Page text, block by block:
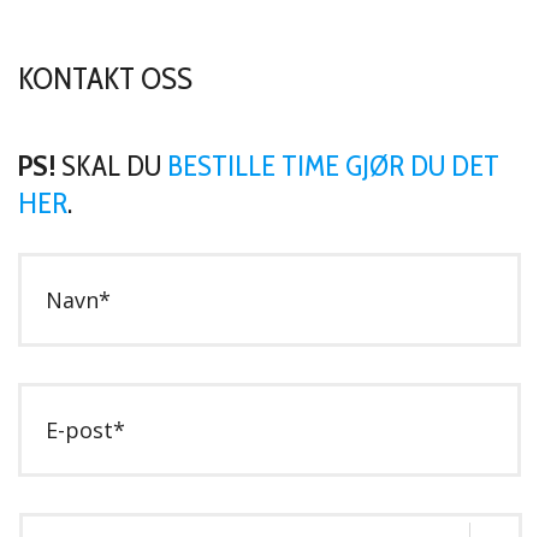
KONTAKT OSS
PS! SKAL DU BESTILLE TIME GJØR DU DET
HER.